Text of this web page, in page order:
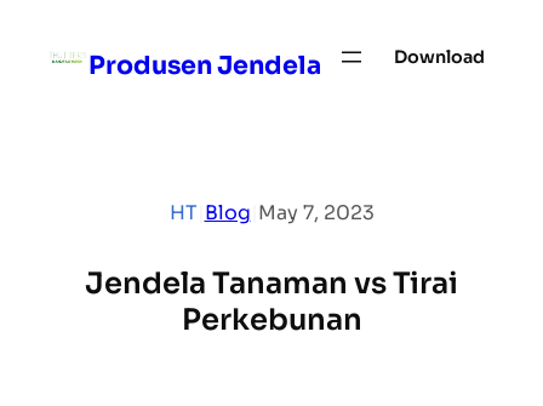
Produsen Jendela Download
HT Blog May 7, 2023
Jendela Tanaman vs Tirai
Perkebunan